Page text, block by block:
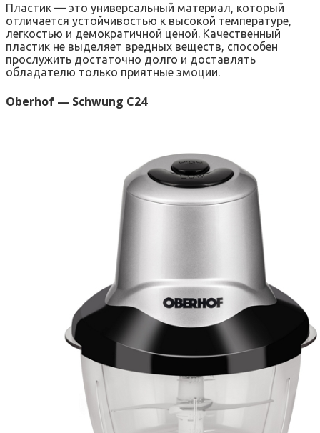
Пластик — это универсальный материал, который
отличается устойчивостью к высокой температуре,
легкостью и демократичной ценой. Качественный
пластик не выделяет вредных веществ, способен
прослужить достаточно долго и доставлять
обладателю только приятные эмоции.
Oberhof — Schwung C24